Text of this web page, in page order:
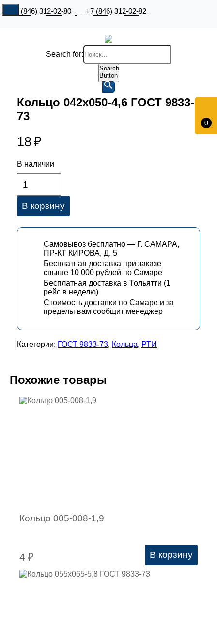
+7 (846) 312-02-80 +7 (846) 312-02-82
0
Search for:
Search
Button
Кольцо 042х050-4,6 ГОСТ 9833-
73
18 ₽
В наличии
В корзину
Самовывоз бесплатно — Г. САМАРА,
ПР-КТ КИРОВА, Д. 5
Бесплатная доставка при заказе
свыше 10 000 рублей по Самаре
Бесплатная доставка в Тольятти (1
рейс в неделю)
Стоимость доставки по Самаре и за
пределы вам сообщит менеджер
Категории: ГОСТ 9833-73, Кольца, РТИ
Похожие товары
Кольцо 005-008-1,9
4 ₽ В корзину